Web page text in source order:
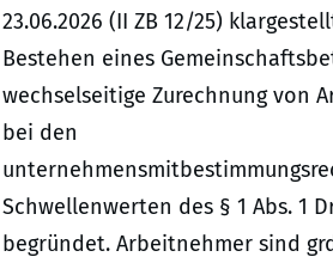
23.06.2026 (II ZB 12/25)
Bestehen eines
wechselseitige Zurechnung von
bei den
Schwellenwerten des § 1 Abs. 1
begründet. Arbeitnehmer sind